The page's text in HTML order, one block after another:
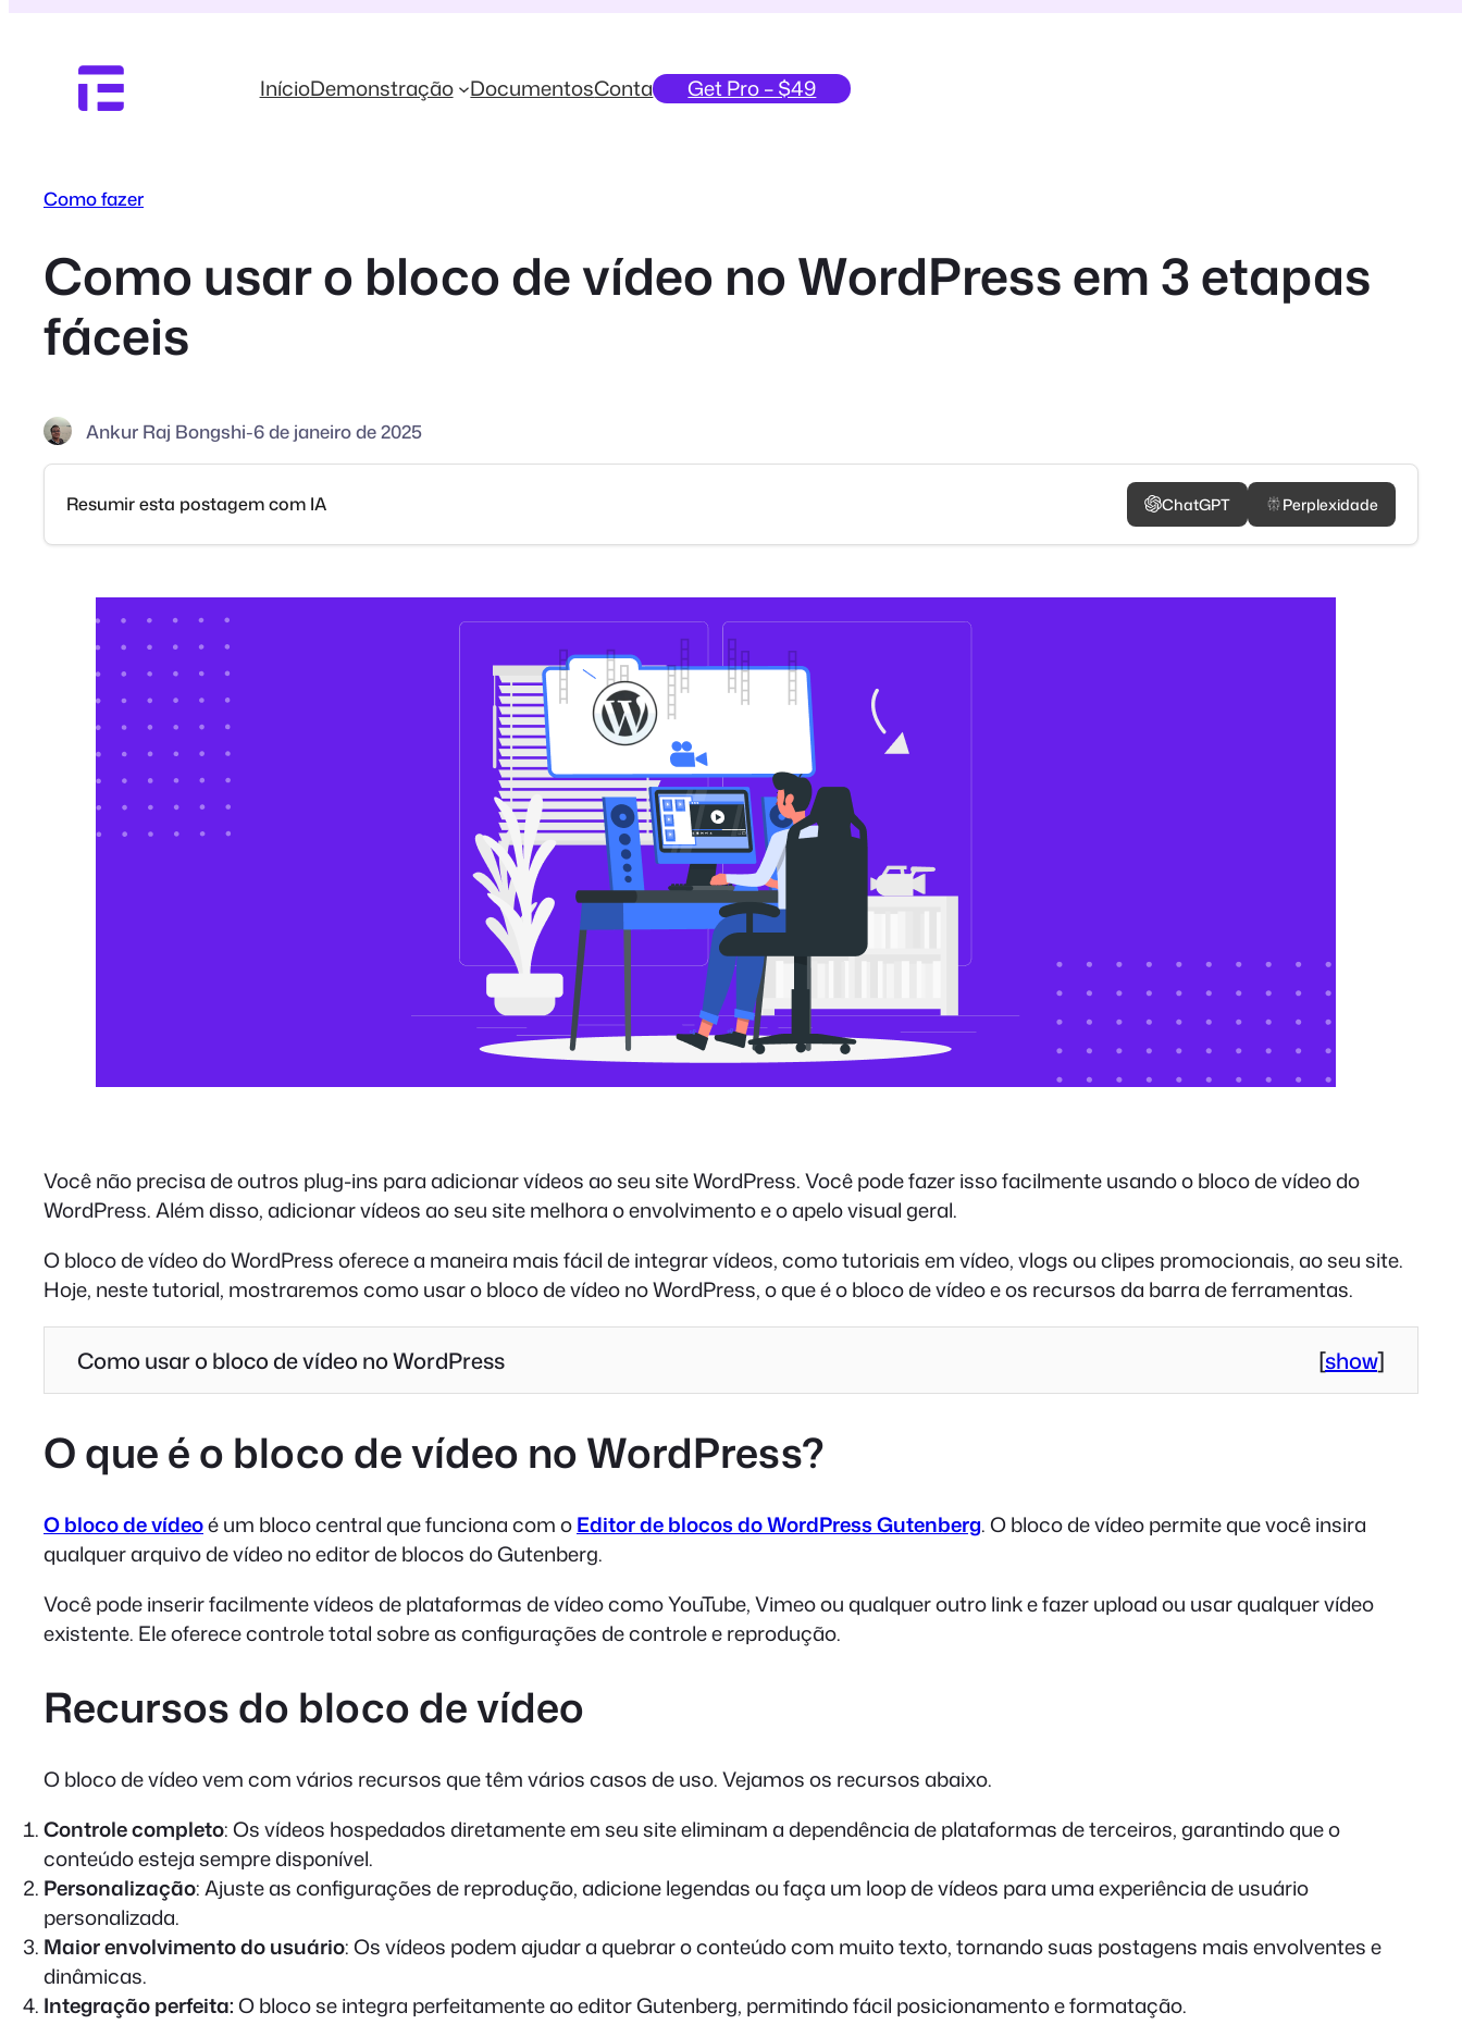
conteúdo
InícioDemonstração DocumentosConta Get Pro – $49
Como fazer
Como usar o bloco de vídeo no WordPress em 3 etapas
fáceis
Ankur Raj Bongshi-6 de janeiro de 2025
Resumir esta postagem com IA ChatGPT Perplexidade
Você não precisa de outros plug-ins para adicionar vídeos ao seu site WordPress. Você pode fazer isso facilmente usando o bloco de vídeo do
WordPress. Além disso, adicionar vídeos ao seu site melhora o envolvimento e o apelo visual geral.
O bloco de vídeo do WordPress oferece a maneira mais fácil de integrar vídeos, como tutoriais em vídeo, vlogs ou clipes promocionais, ao seu site.
Hoje, neste tutorial, mostraremos como usar o bloco de vídeo no WordPress, o que é o bloco de vídeo e os recursos da barra de ferramentas.
Como usar o bloco de vídeo no WordPress [show]
O que é o bloco de vídeo no WordPress?
O bloco de vídeoé um bloco central que funciona com oEditor de blocos do WordPress Gutenberg. O bloco de vídeo permite que você insira
qualquer arquivo de vídeo no editor de blocos do Gutenberg.
Você pode inserir facilmente vídeos de plataformas de vídeo como YouTube, Vimeo ou qualquer outro link e fazer upload ou usar qualquer vídeo
existente. Ele oferece controle total sobre as configurações de controle e reprodução.
Recursos do bloco de vídeo
O bloco de vídeo vem com vários recursos que têm vários casos de uso. Vejamos os recursos abaixo.
Controle completo: Os vídeos hospedados diretamente em seu site eliminam a dependência de plataformas de terceiros, garantindo que o
conteúdo esteja sempre disponível.
Personalização: Ajuste as configurações de reprodução, adicione legendas ou faça um loop de vídeos para uma experiência de usuário
personalizada.
Maior envolvimento do usuário: Os vídeos podem ajudar a quebrar o conteúdo com muito texto, tornando suas postagens mais envolventes e
dinâmicas.
Integração perfeita:O bloco se integra perfeitamente ao editor Gutenberg, permitindo fácil posicionamento e formatação.